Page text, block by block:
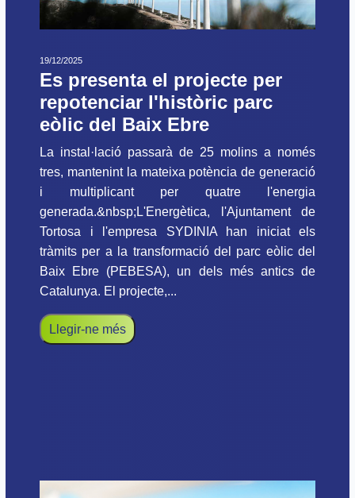
19/12/2025
Es presenta el projecte per
repotenciar l'històric parc
eòlic del Baix Ebre
La instal·lació passarà de 25 molins a només
tres, mantenint la mateixa potència de generació
i multiplicant per quatre l'energia
generada.&nbsp;L'Energètica, l'Ajuntament de
Tortosa i l'empresa SYDINIA han iniciat els
tràmits per a la transformació del parc eòlic del
Baix Ebre (PEBESA), un dels més antics de
Catalunya. El projecte,...
Llegir-ne més